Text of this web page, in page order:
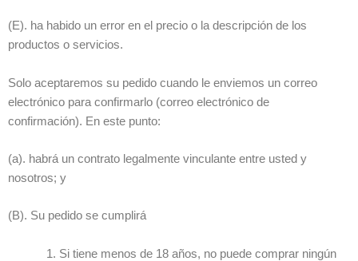
(E). ha habido un error en el precio o la descripción de los
productos o servicios.
Solo aceptaremos su pedido cuando le enviemos un correo
electrónico para confirmarlo (correo electrónico de
confirmación). En este punto:
(a). habrá un contrato legalmente vinculante entre usted y
nosotros; y
(B). Su pedido se cumplirá
Si tiene menos de 18 años, no puede comprar ningún